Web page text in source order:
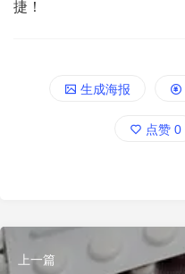
捷！
生成海报
点赞 0
上一篇